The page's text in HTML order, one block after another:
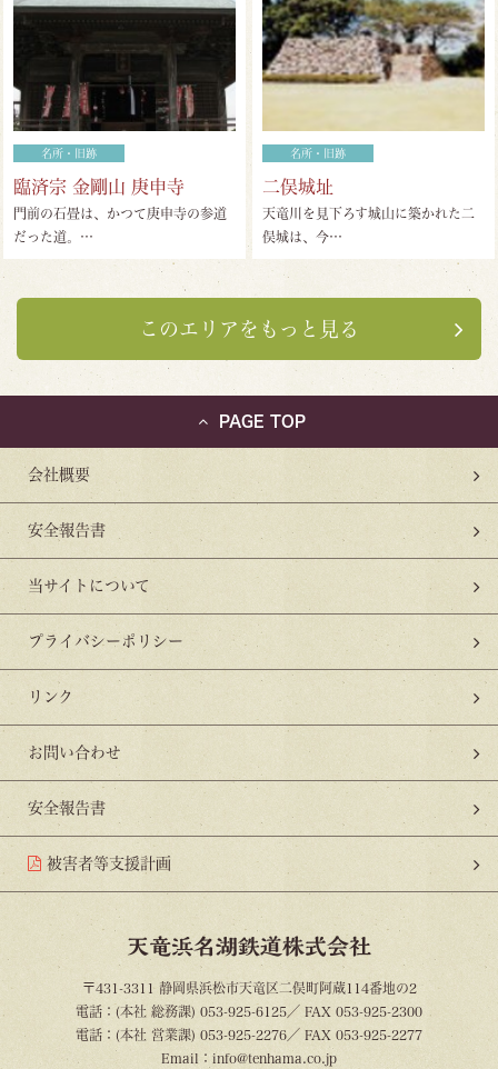
名所・旧跡
臨済宗 金剛山 庚申寺
門前の石畳は、かつて庚申寺の参道
だった道。…
名所・旧跡
二俣城址
天竜川を見下ろす城山に築かれた二
俣城は、今…
このエリアをもっと見る
会社概要
安全報告書
当サイトについて
プライバシーポリシー
リンク
お問い合わせ
安全報告書
被害者等支援計画
天竜浜名湖鉄道株式会社
〒431-3311 静岡県浜松市天竜区二俣町阿蔵114番地の2
電話：(本社 総務課) 053-925-6125／ FAX 053-925-2300
電話：(本社 営業課) 053-925-2276／ FAX 053-925-2277
Email：info@tenhama.co.jp
PAGE TOP